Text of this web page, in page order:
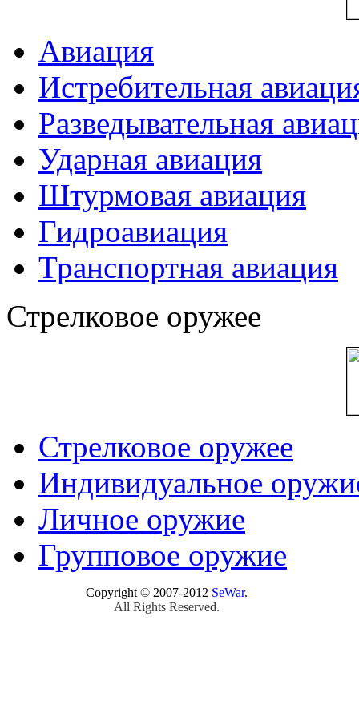
Авиация
Истребительная
Разведывательная
Ударная авиация
Штурмовая авиация
Гидроавиация
Транспортная авиация
Стрелковое оружее
Стрелковое оружее
Индивидуальное
Личное оружие
Групповое оружие
Copyright © 2007-2012 SeWar.
All Rights Reserved.